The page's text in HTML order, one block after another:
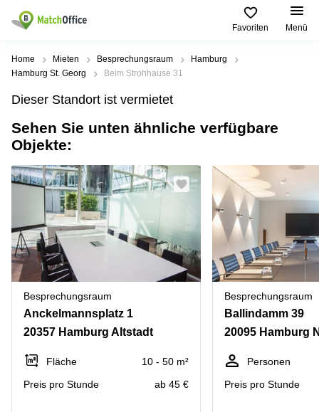
Favoriten Menü
Mieten / Vermieten
Produktseiten
Büro
mieten
center
Coworking
Space
Seminarraum
Virtuelles
Büro
Beliebte
Städte
Büro
mieten
Geschäftsadresse
Hamburg
Geschäftsadresse
mieten
Düsseldorf
Geschäftsadresse
Stuttgart
Büro
Düsseldorf
Büro
Köln
Beliebte
Suchanfragen
Regus
Dortmund
Ruhrallee
Dortmund
Office Club
Ballindamm
3
Rahel-
Hirsch-
Straße
Berlin
Kienberger
Berlin
Hilfe
Über uns
Büro vermieten
Log-in
Home Mieten Besprechungsraum
Hamburg
Hamburg St. Georg
Beim Strohhause 31
Dieser Standort ist vermietet
Sehen Sie unten ähnliche verfügbare
Objekte:
Besprechungsraum
Anckelmannsplatz 1
20357 Hamburg Altstadt
Fläche
10 - 50 m²
Preis pro Stunde
ab 45 €
Besprechungsraum
Ballindamm 39
20095 Hamburg
Personen
Preis pro Stunde